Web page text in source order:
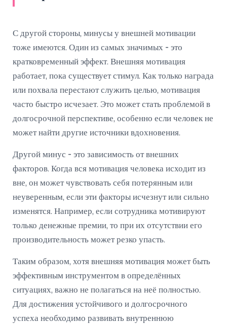
С другой стороны, минусы у внешней мотивации
тоже имеются. Один из самых значимых - это
кратковременный эффект. Внешняя мотивация
работает, пока существует стимул. Как только награда
или похвала перестают служить целью, мотивация
часто быстро исчезает. Это может стать проблемой в
долгосрочной перспективе, особенно если человек не
может найти другие источники вдохновения.
Другой минус - это зависимость от внешних
факторов. Когда вся мотивация человека исходит из
вне, он может чувствовать себя потерянным или
неуверенным, если эти факторы исчезнут или сильно
изменятся. Например, если сотрудника мотивируют
только денежные премии, то при их отсутствии его
производительность может резко упасть.
Таким образом, хотя внешняя мотивация может быть
эффективным инструментом в определённых
ситуациях, важно не полагаться на неё полностью.
Для достижения устойчивого и долгосрочного
успеха необходимо развивать внутреннюю